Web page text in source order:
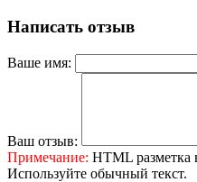
Написать отзыв
Ваше имя:
Ваш отзыв:
Примечание: HTML разметка
Используйте обычный текст.